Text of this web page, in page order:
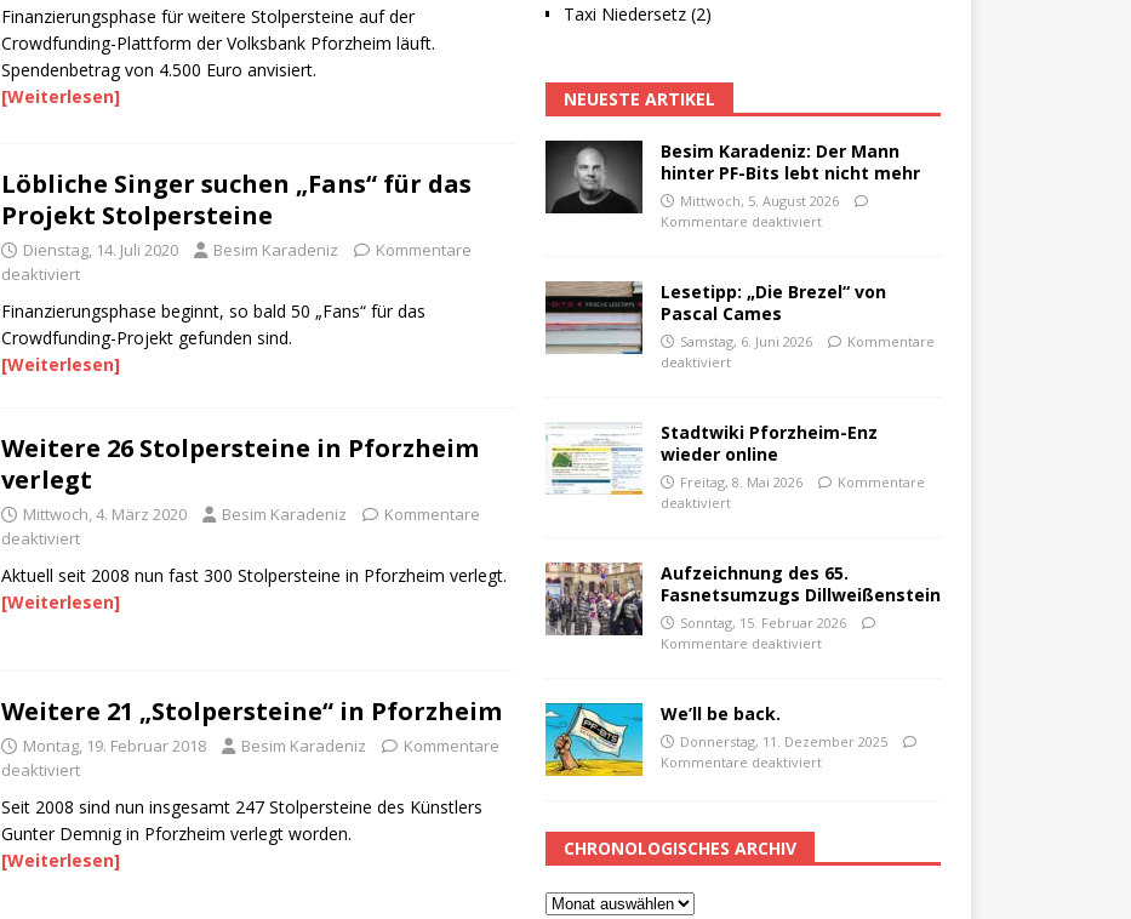
Finanzierungsphase für weitere Stolpersteine auf der
Crowdfunding-Plattform der Volksbank Pforzheim läuft.
Spendenbetrag von 4.500 Euro anvisiert.
[Weiterlesen]
Löbliche Singer suchen „Fans“ für das
Projekt Stolpersteine
Dienstag, 14. Juli 2020 Besim Karadeniz
Kommentare
deaktiviert
Finanzierungsphase beginnt, so bald 50 „Fans“ für das
Crowdfunding-Projekt gefunden sind.
[Weiterlesen]
Weitere 26 Stolpersteine in Pforzheim
verlegt
Mittwoch, 4. März 2020 Besim Karadeniz
Kommentare
deaktiviert
Aktuell seit 2008 nun fast 300 Stolpersteine in Pforzheim verlegt.
[Weiterlesen]
Weitere 21 „Stolpersteine“ in Pforzheim
Montag, 19. Februar 2018 Besim Karadeniz
Kommentare
deaktiviert
Seit 2008 sind nun insgesamt 247 Stolpersteine des Künstlers
Gunter Demnig in Pforzheim verlegt worden.
[Weiterlesen]
Taxi Niedersetz (2)
NEUESTE ARTIKEL
Besim Karadeniz: Der Mann
hinter PF-Bits lebt nicht mehr
Mittwoch, 5. August 2026
Kommentare deaktiviert
Lesetipp: „Die Brezel“ von
Pascal Cames
Samstag, 6. Juni 2026
Kommentare
deaktiviert
Stadtwiki Pforzheim-Enz
wieder online
Freitag, 8. Mai 2026
Kommentare
deaktiviert
Aufzeichnung des 65.
Fasnetsumzugs Dillweißenstein
Sonntag, 15. Februar 2026
Kommentare deaktiviert
We’ll be back.
Donnerstag, 11. Dezember 2025
Kommentare deaktiviert
CHRONOLOGISCHES ARCHIV